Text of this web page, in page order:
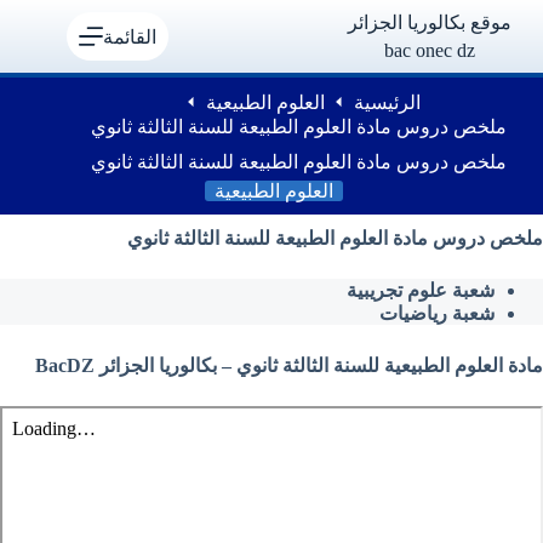
موقع بكالوريا الجزائر
bac onec dz
القائمة
الرئيسية
العلوم الطبيعية
ملخص دروس مادة العلوم الطبيعة للسنة الثالثة ثانوي
ملخص دروس مادة العلوم الطبيعة للسنة الثالثة ثانوي
العلوم الطبيعية
ملخص دروس مادة العلوم الطبيعة للسنة الثالثة ثانوي
شعبة علوم تجريبية
شعبة رياضيات
مادة العلوم الطبيعية للسنة الثالثة ثانوي – بكالوريا الجزائر BacDZ